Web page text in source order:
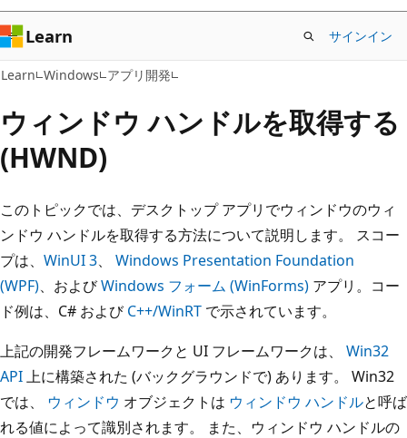
キ
ッ
プ
Learn サインイン
Learn Windows アプリ開発
ウィンドウ ハンドルを取得する
(HWND)
このトピックでは、デスクトップ アプリでウィンドウのウィ
ンドウ ハンドルを取得する方法について説明します。 スコー
プは、 WinUI 3、 Windows Presentation Foundation
(WPF)、およびWindows フォーム (WinForms) アプリ。コー
ド例は、C# およびC++/WinRT で示されています。
上記の開発フレームワークと UI フレームワークは、 Win32
API上に構築された (バックグラウンドで) あります。 Win32
では、 ウィンドウ オブジェクトは ウィンドウ ハンドルと呼ば
れる値によって識別されます。 また、ウィンドウ ハンドルの